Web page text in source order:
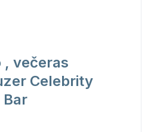
, večeras
Celebrity